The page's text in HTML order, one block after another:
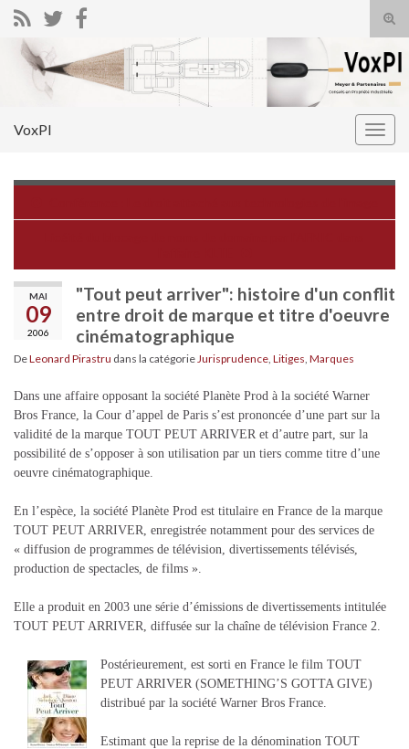
Search for:
VoxPI
MAI
09
2006
"Tout peut arriver": histoire d'un conflit
entre droit de marque et titre d'oeuvre
cinématographique
DeLeonard Pirastru dans la catégorie Jurisprudence Litiges Marques
Dans une affaire opposant la société Planète Prod à la société Warner
Bros France, la Cour d’appel de Paris s’est prononcée d’une part sur la
validité de la marque TOUT PEUT ARRIVER et d’autre part, sur la
possibilité de s’opposer à son utilisation par un tiers comme titre d’une
oeuvre cinématographique.
En l’espèce, la société Planète Prod est titulaire en France de la marque
TOUT PEUT ARRIVER, enregistrée notamment pour des services de
« diffusion de programmes de télévision, divertissements télévisés,
production de spectacles, de films ».
Elle a produit en 2003 une série d’émissions de divertissements intitulée
TOUT PEUT ARRIVER, diffusée sur la chaîne de télévision France 2.
Postérieurement, est sorti en France le film TOUT
PEUT ARRIVER (SOMETHING’S GOTTA GIVE)
distribué par la société Warner Bros France.
Estimant que la reprise de la dénomination TOUT